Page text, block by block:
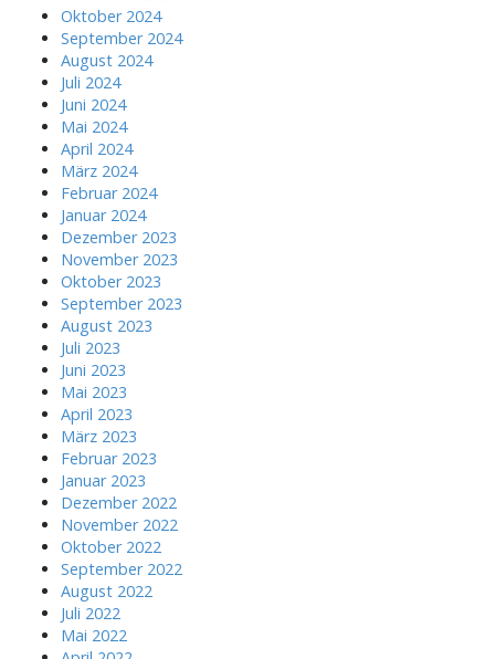
Oktober 2024
September 2024
August 2024
Juli 2024
Juni 2024
Mai 2024
April 2024
März 2024
Februar 2024
Januar 2024
Dezember 2023
November 2023
Oktober 2023
September 2023
August 2023
Juli 2023
Juni 2023
Mai 2023
April 2023
März 2023
Februar 2023
Januar 2023
Dezember 2022
November 2022
Oktober 2022
September 2022
August 2022
Juli 2022
Mai 2022